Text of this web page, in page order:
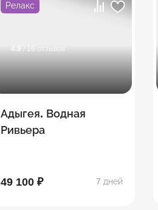
Релакс
4.9 / 16 отзывов
Адыгея. Водная
Ривьера
49 100 ₽ 7 дней